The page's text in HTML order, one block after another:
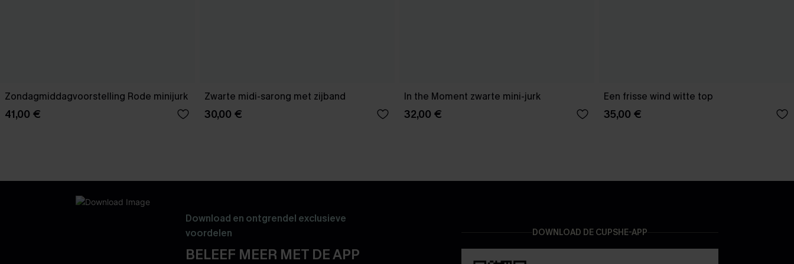
Zondagmiddagvoorstelling Rode minijurk
41,00 €
Zwarte midi-sarong met zijband
30,00 €
In the Moment zwarte mini-jurk
32,00 €
Een frisse wind witte top
35,00 €
Download en ontgrendel exclusieve
voordelen
BELEEF MEER MET DE APP
DOWNLOAD DE CUPSHE-APP